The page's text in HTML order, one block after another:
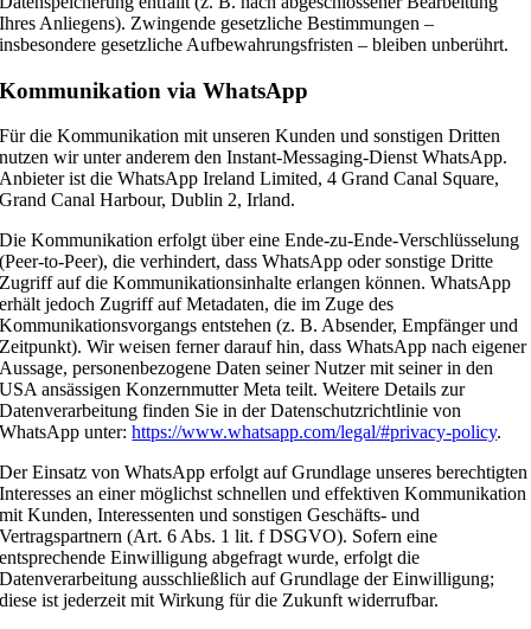
Ihres Anliegens). Zwingende gesetzliche Bestimmungen –
insbesondere gesetzliche Aufbewahrungsfristen – bleiben unberührt.
Kommunikation via WhatsApp
Für die Kommunikation mit unseren Kunden und sonstigen Dritten
nutzen wir unter anderem den Instant-Messaging-Dienst WhatsApp.
Anbieter ist die WhatsApp Ireland Limited, 4 Grand Canal Square,
Grand Canal Harbour, Dublin 2, Irland.
Die Kommunikation erfolgt über eine Ende-zu-Ende-Verschlüsselung
(Peer-to-Peer), die verhindert, dass WhatsApp oder sonstige Dritte
Zugriff auf die Kommunikationsinhalte erlangen können. WhatsApp
erhält jedoch Zugriff auf Metadaten, die im Zuge des
Kommunikationsvorgangs entstehen (z. B. Absender, Empfänger und
Zeitpunkt). Wir weisen ferner darauf hin, dass WhatsApp nach eigener
Aussage, personenbezogene Daten seiner Nutzer mit seiner in den
USA ansässigen Konzernmutter Meta teilt. Weitere Details zur
Datenverarbeitung finden Sie in der Datenschutzrichtlinie von
WhatsApp unter:https://www.whatsapp.com/legal/#privacy-policy.
Der Einsatz von WhatsApp erfolgt auf Grundlage unseres berechtigten
Interesses an einer möglichst schnellen und effektiven Kommunikation
mit Kunden, Interessenten und sonstigen Geschäfts- und
Vertragspartnern (Art. 6 Abs. 1 lit. f DSGVO). Sofern eine
entsprechende Einwilligung abgefragt wurde, erfolgt die
Datenverarbeitung ausschließlich auf Grundlage der Einwilligung;
diese ist jederzeit mit Wirkung für die Zukunft widerrufbar.